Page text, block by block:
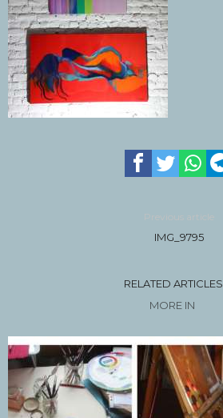
Previous article
IMG_9795
RELATED ARTICLES
MORE IN